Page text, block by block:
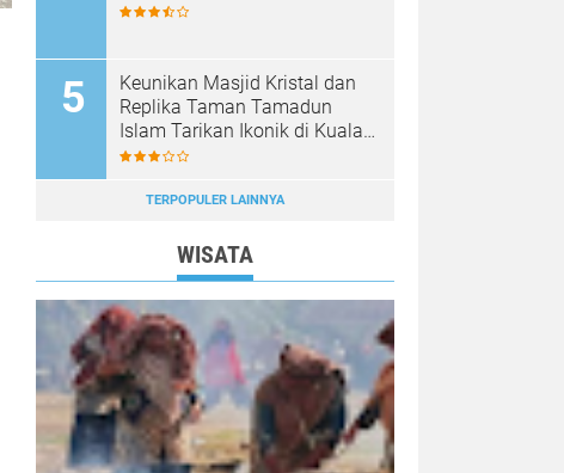
Keunikan Masjid Kristal dan
Replika Taman Tamadun
Islam Tarikan Ikonik di Kuala
Terengganu, Malaysia
TERPOPULER LAINNYA
WISATA